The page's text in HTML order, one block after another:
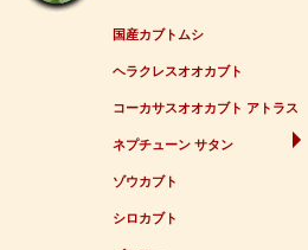
国産カブトムシ
ヘラクレスオオカブト
コーカサスオオカブト アトラス
ネプチューン サタン
ゾウカブト
シロカブト